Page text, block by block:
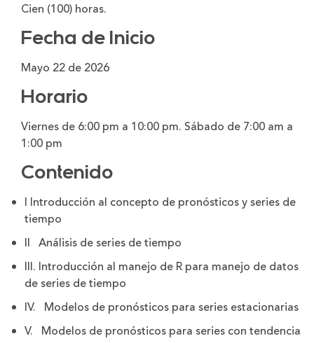
Cien (100) horas.
Fecha de Inicio
Mayo 22 de 2026
Horario
Viernes de 6:00 pm a 10:00 pm. Sábado de 7:00 am a
1:00 pm
Contenido
I Introducción al concepto de pronósticos y series de
tiempo
II Análisis de series de tiempo
III. Introducción al manejo de R para manejo de datos
de series de tiempo
IV. Modelos de pronósticos para series estacionarias
V. Modelos de pronósticos para series con tendencia